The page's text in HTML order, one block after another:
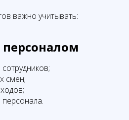
важно учитывать:
смен;